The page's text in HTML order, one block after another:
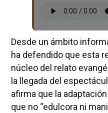
Desde un ámbito
ha defendido que esta
núcleo del relato
la llegada del
afirma que la
que no “edulcora ni